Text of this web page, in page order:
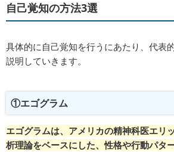
自己覚知の方法3選
具体的に自己覚知を行うにあたり、代表
説明していきます。
①エゴグラム
エゴグラムは、アメリカの精神科医エリ
析理論をベースにした、性格や行動パタ